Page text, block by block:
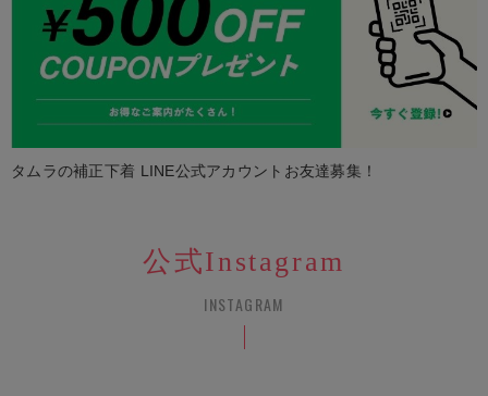
タムラの補正下着 LINE公式アカウントお友達募集！
公式Instagram
INSTAGRAM